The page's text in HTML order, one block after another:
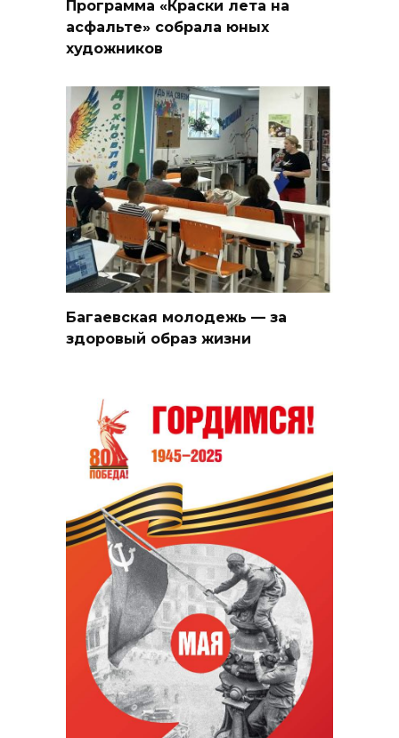
Программа «Краски лета на
асфальте» собрала юных
художников
Багаевская молодежь — за
здоровый образ жизни